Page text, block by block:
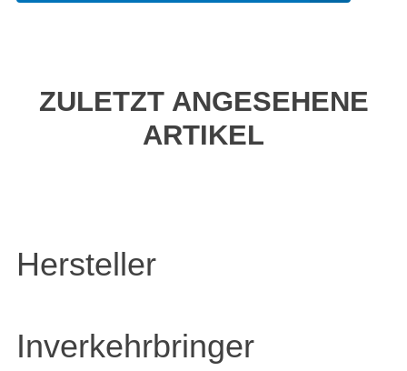
ZULETZT ANGESEHENE
ARTIKEL
Hersteller
Inverkehrbringer